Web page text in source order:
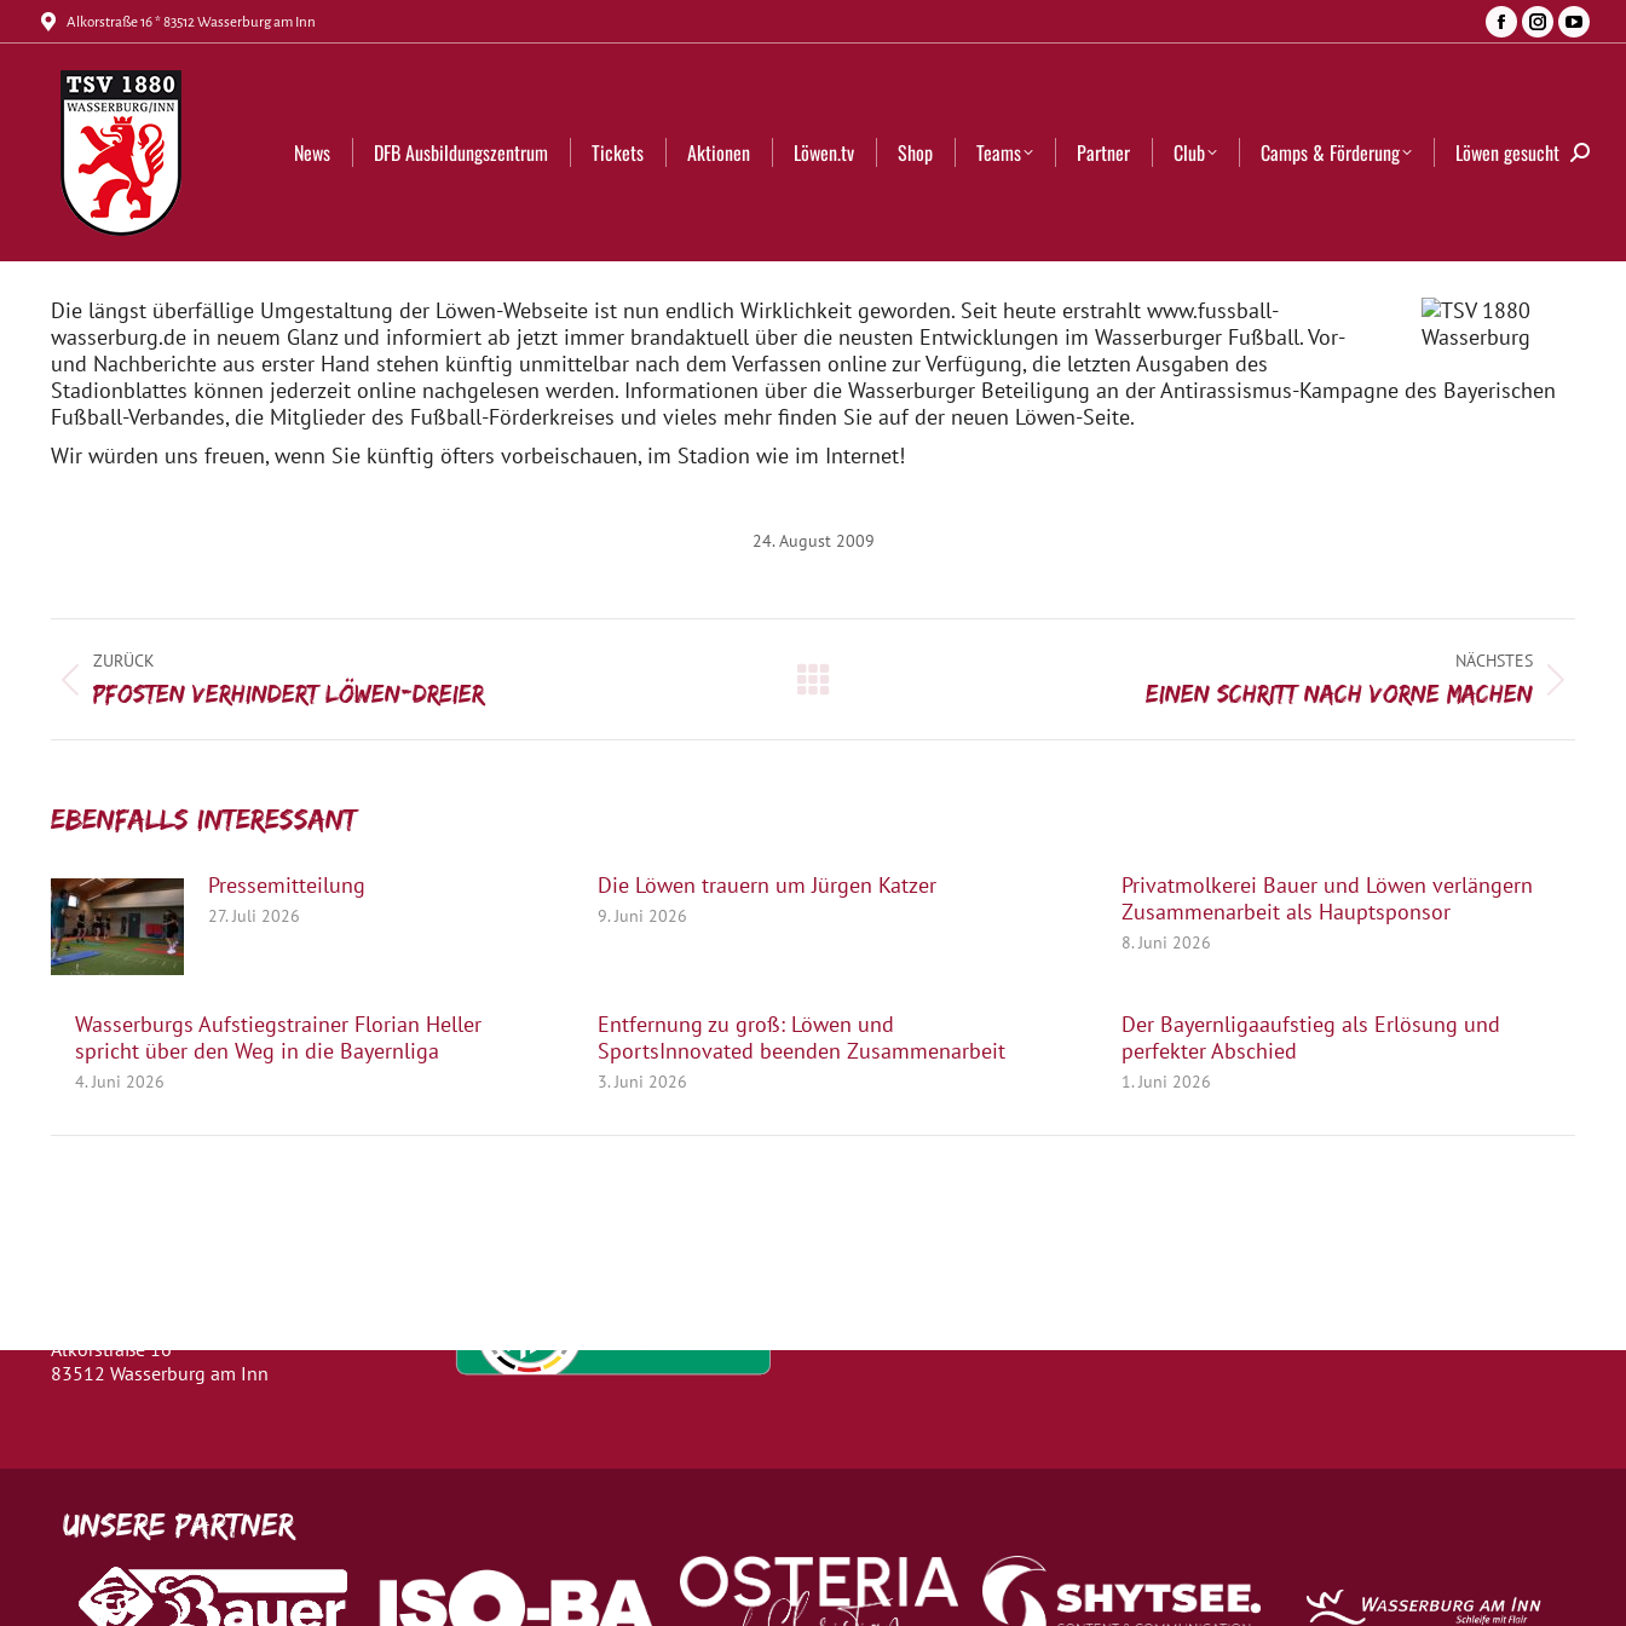
Alkorstraße 16 * 83512 Wasserburg am Inn
Facebook
newnewnew
News DFB Ausbildungszentrum Tickets Aktionen Löwen.tv Shop Teams Partner Club Camps & Förderung Löwen gesucht
Die längst überfällige Umgestaltung der Löwen-Webseite ist nun endlich Wirklichkeit geworden. Seit heute erstrahlt www.fussball-
wasserburg.de in neuem Glanz und informiert ab jetzt immer brandaktuell über die neusten Entwicklungen im Wasserburger Fußball. Vor-
und Nachberichte aus erster Hand stehen künftig unmittelbar nach dem Verfassen online zur Verfügung, die letzten Ausgaben des
Stadionblattes können jederzeit online nachgelesen werden. Informationen über die Wasserburger Beteiligung an der Antirassismus-Kampagne des Bayerischen
Fußball-Verbandes, die Mitglieder des Fußball-Förderkreises und vieles mehr finden Sie auf der neuen Löwen-Seite.
Wir würden uns freuen, wenn Sie künftig öfters vorbeischauen, im Stadion wie im Internet!
24. August 2009
ZURÜCK
Vorheriger
Pfosten verhindert Löwen-Dreier
NÄCHSTES
Einen Schritt nach vorne machen
Ebenfalls interessant:
Pressemitteilung
27. Juli 2026
Die Löwen trauern um Jürgen Katzer
9. Juni 2026
Privatmolkerei Bauer und Löwen verlängern
Zusammenarbeit als Hauptsponsor
8. Juni 2026
Wasserburgs Aufstiegstrainer Florian Heller
spricht über den Weg in die Bayernliga
4. Juni 2026
Entfernung zu groß: Löwen und
SportsInnovated beenden Zusammenarbeit
3. Juni 2026
Der Bayernligaaufstieg als Erlösung und
perfekter Abschied
1. Juni 2026
Alkorstraße 16
83512 Wasserburg am Inn
Unsere Partner
News DFB Ausbildungszentrum Tickets Aktionen Löwen.tv Shop Teams Partner Club Camps & Förderung Löwen gesucht Search: